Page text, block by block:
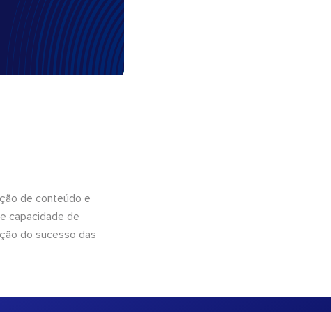
de conteúdo e
capacidade de
do sucesso das